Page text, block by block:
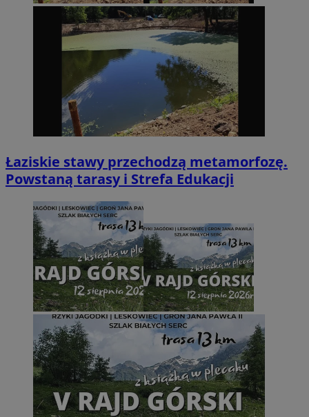
Łaziskie stawy przechodzą metamorfozę.
Powstaną tarasy i Strefa Edukacji